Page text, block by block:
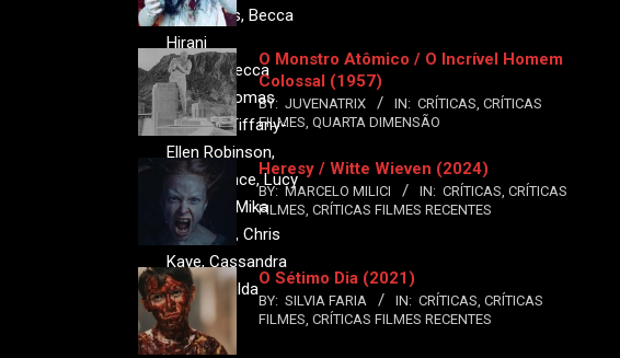
Chambers, Becca
Hirani
Elenco:Becca
Hirani, Thomas
Mailand, Tiffany-
Ellen Robinson,
Patsy Prince, Lucy
Chappell, Mika
Hockman, Chris
Kaye, Cassandra
French, Gilda
Waugh
O Monstro Atômico / O Incrível Homem
Colossal (1957)
BY: JUVENATRIX IN: CRÍTICAS, CRÍTICAS
FILMES, QUARTA DIMENSÃO
Heresy / Witte Wieven (2024)
BY: MARCELO MILICI IN: CRÍTICAS, CRÍTICAS
FILMES, CRÍTICAS FILMES RECENTES
O Sétimo Dia (2021)
BY: SILVIA FARIA IN: CRÍTICAS, CRÍTICAS
FILMES, CRÍTICAS FILMES RECENTES